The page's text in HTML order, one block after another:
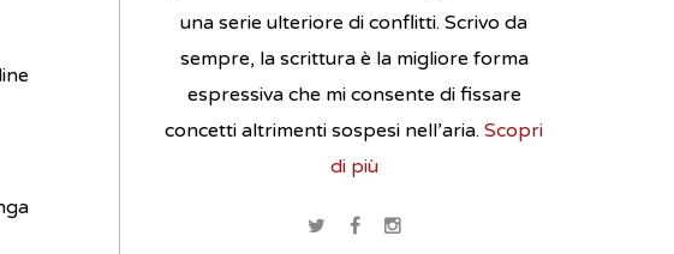
una serie ulteriore di conflitti. Scrivo da
sempre, la scrittura è la migliore forma
espressiva che mi consente di fissare
concetti altrimenti sospesi nell’aria. Scopri
di più